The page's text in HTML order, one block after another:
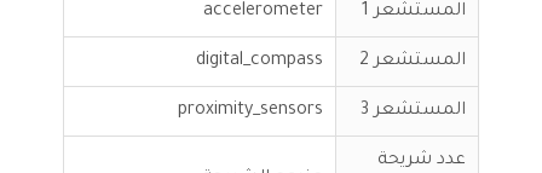
المستشعر 1 accelerometer
المستشعر 2 digital_compass
المستشعر 3 proximity_sensors
عدد شريحة